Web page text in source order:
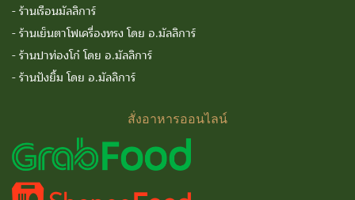
-ร้านเรือนมัลลิการ์
-ร้านเย็นตาโฟเครื่องทรง โดย อ.มัลลิการ์
-ร้านปาท่องโก๋ โดย อ.มัลลิการ์
-ร้านปังยิ้ม โดย อ.มัลลิการ์
สั่งอาหารออนไลน์